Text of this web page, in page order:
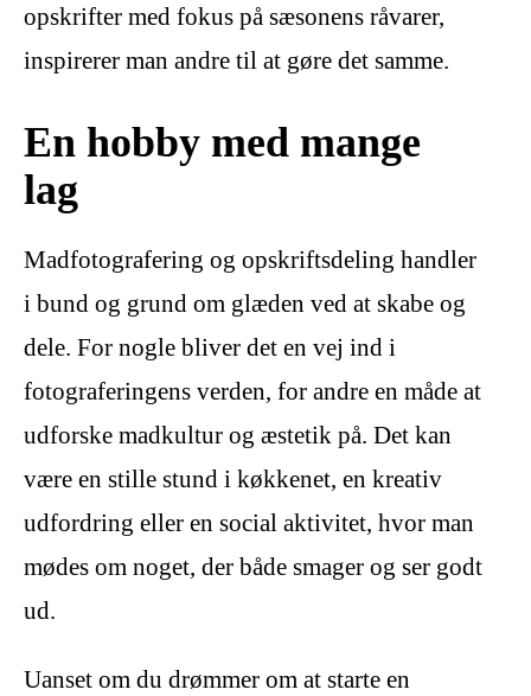
opskrifter med fokus på sæsonens råvarer,
inspirerer man andre til at gøre det samme.
En hobby med mange
lag
Madfotografering og opskriftsdeling handler
i bund og grund om glæden ved at skabe og
dele. For nogle bliver det en vej ind i
fotograferingens verden, for andre en måde at
udforske madkultur og æstetik på. Det kan
være en stille stund i køkkenet, en kreativ
udfordring eller en social aktivitet, hvor man
mødes om noget, der både smager og ser godt
ud.
Uanset om du drømmer om at starte en